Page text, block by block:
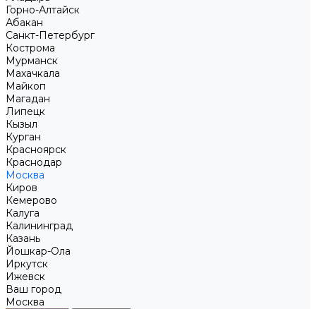
Горно-Алтайск
Абакан
Санкт-Петербург
Кострома
Мурманск
Махачкала
Майкоп
Магадан
Липецк
Кызыл
Курган
Красноярск
Краснодар
Москва
Киров
Кемерово
Калуга
Калининград
Казань
Йошкар-Ола
Иркутск
Ижевск
Ваш город
Москва